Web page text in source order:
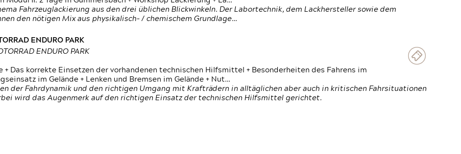
Fahrzeuglackierung aus den drei üblichen Blickwinkeln. Der Labortechnik, dem Lackhersteller sowie dem
den nötigen Mix aus physikalisch- / chemischem Grundlage…
ENDURO PARK
ENDURO PARK
+ Das korrekte Einsetzen der vorhandenen technischen Hilfsmittel + Besonderheiten des Fahrens im
im Gelände + Lenken und Bremsen im Gelände + Nut…
der Fahrdynamik und den richtigen Umgang mit Krafträdern in alltäglichen aber auch in kritischen Fahrsituationen
wird das Augenmerk auf den richtigen Einsatz der technischen Hilfsmittel gerichtet.